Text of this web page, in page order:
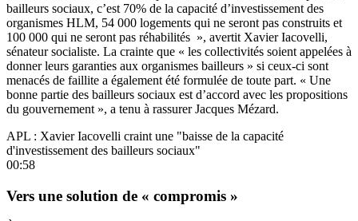
bailleurs sociaux, c’est 70% de la capacité d’investissement des
organismes HLM, 54 000 logements qui ne seront pas construits et
100 000 qui ne seront pas réhabilités », avertit Xavier Iacovelli,
sénateur socialiste. La crainte que « les collectivités soient appelées à
donner leurs garanties aux organismes bailleurs » si ceux-ci sont
menacés de faillite a également été formulée de toute part. « Une
bonne partie des bailleurs sociaux est d’accord avec les propositions
du gouvernement », a tenu à rassurer Jacques Mézard.
APL : Xavier Iacovelli craint une "baisse de la capacité
d'investissement des bailleurs sociaux"
00:58
Vers une solution de « compromis »